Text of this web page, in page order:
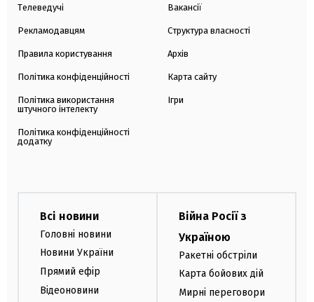
Телеведучі
Рекламодавцям
Правила користування
Політика конфіденційності
Політика використання
штучного інтелекту
Політика конфіденційності
додатку
Вакансії
Структура власності
Архів
Карта сайту
Ігри
Всі новини
Головні новини
Новини України
Прямий ефір
Відеоновини
Війна Росії з
Україною
Ракетні обстріли
Карта бойових дій
Мирні переговори